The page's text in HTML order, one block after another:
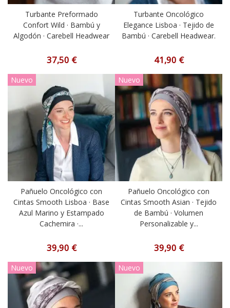
Turbante Preformado
Confort Wild · Bambú y
Algodón · Carebell Headwear
37,50 €
Turbante Oncológico
Elegance Lisboa · Tejido de
Bambú · Carebell Headwear.
41,90 €
Nuevo
Pañuelo Oncológico con
Cintas Smooth Lisboa · Base
Azul Marino y Estampado
Cachemira ·...
39,90 €
Nuevo
Pañuelo Oncológico con
Cintas Smooth Asian · Tejido
de Bambú · Volumen
Personalizable y...
39,90 €
Nuevo Nuevo